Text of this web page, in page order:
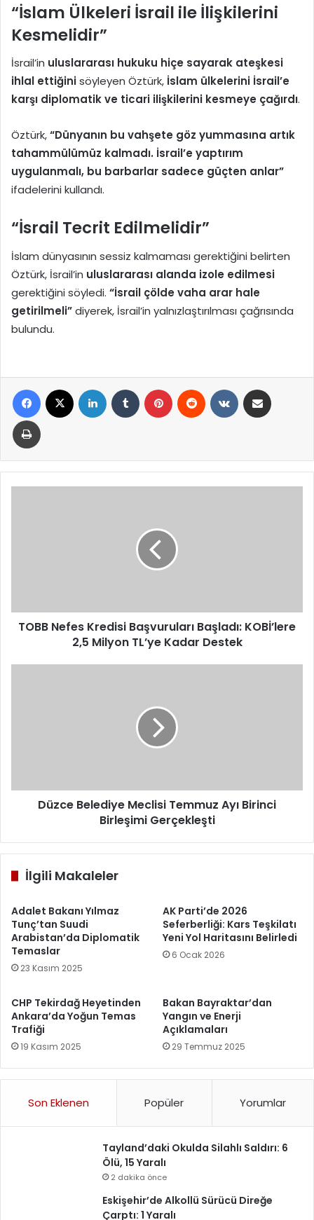
“İslam Ülkeleri İsrail ile İlişkilerini
Kesmelidir”
İsrail’in uluslararası hukuku hiçe sayarak ateşkesi
ihlal ettiğinisöyleyen Öztürk, İslam ülkelerini İsrail’e
karşı diplomatik ve ticari ilişkilerini kesmeye çağırdı.
Öztürk,“Dünyanın bu vahşete göz yummasına artık
tahammülümüz kalmadı. İsrail’e yaptırım
uygulanmalı, bu barbarlar sadece güçten anlar”
ifadelerini kullandı.
“İsrail Tecrit Edilmelidir”
İslam dünyasının sessiz kalmaması gerektiğini belirten
Öztürk, İsrail’in uluslararası alanda izole edilmesi
gerektiğini söyledi. “İsrail çölde vaha arar hale
getirilmeli”diyerek, İsrail’in yalnızlaştırılması çağrısında
bulundu.
Facebook LinkedIn Tumblr Pinterest Reddit VKontakte
Yazdır
TL’ye
Kadar
TOBB Nefes Kredisi Başvuruları Başladı: KOBİ’lere
2,5 Milyon TL’ye Kadar Destek
Düzce Belediye Meclisi Temmuz Ayı Birinci
Birleşimi Gerçekleşti
İlgili Makaleler
Adalet Bakanı Yılmaz
Tunç’tan Suudi
Arabistan’da Diplomatik
Temaslar
23 Kasım 2025
AK Parti’de 2026
Seferberliği: Kars Teşkilatı
Yeni Yol Haritasını Belirledi
6 Ocak 2026
CHP Tekirdağ Heyetinden
Ankara’da Yoğun Temas
Trafiği
19 Kasım 2025
Bakan Bayraktar’dan
Yangın ve Enerji
Açıklamaları
29 Temmuz 2025
Son Eklenen Popüler Yorumlar
Tayland’daki Okulda Silahlı Saldırı: 6
Ölü, 15 Yaralı
2 dakika önce
Eskişehir’de Alkollü Sürücü Direğe
Çarptı: 1 Yaralı